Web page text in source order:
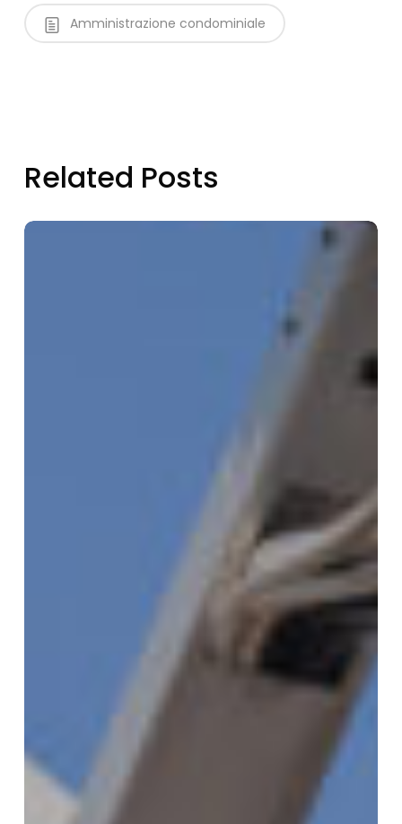
Amministrazione condominiale
Related Posts
Condominio: